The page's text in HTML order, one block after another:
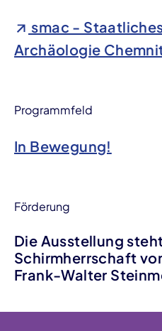
smac -
Archäologie
Programmfeld
In Bewegung!
Förderung
Die Ausstellung
Schirmherrschaft
Frank-Walter